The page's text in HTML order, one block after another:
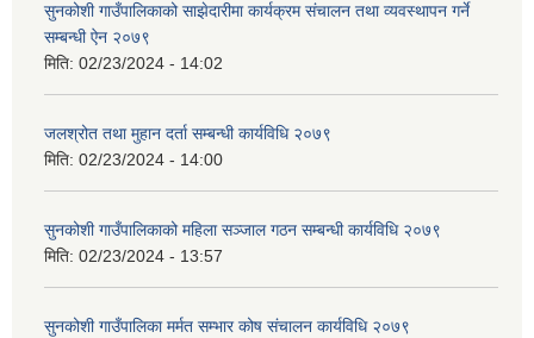
सुनकोशी गाउँपालिकाको साझेदारीमा कार्यक्रम संचालन तथा व्यवस्थापन गर्ने
सम्बन्धी ऐन २०७९
मिति: 02/23/2024 - 14:02
जलश्रोत तथा मुहान दर्ता सम्बन्धी कार्यविधि २०७९
मिति: 02/23/2024 - 14:00
सुनकोशी गाउँपालिकाको महिला सञ्जाल गठन सम्बन्धी कार्यविधि २०७९
मिति: 02/23/2024 - 13:57
सुनकोशी गाउँपालिका मर्मत सम्भार कोष संचालन कार्यविधि २०७९